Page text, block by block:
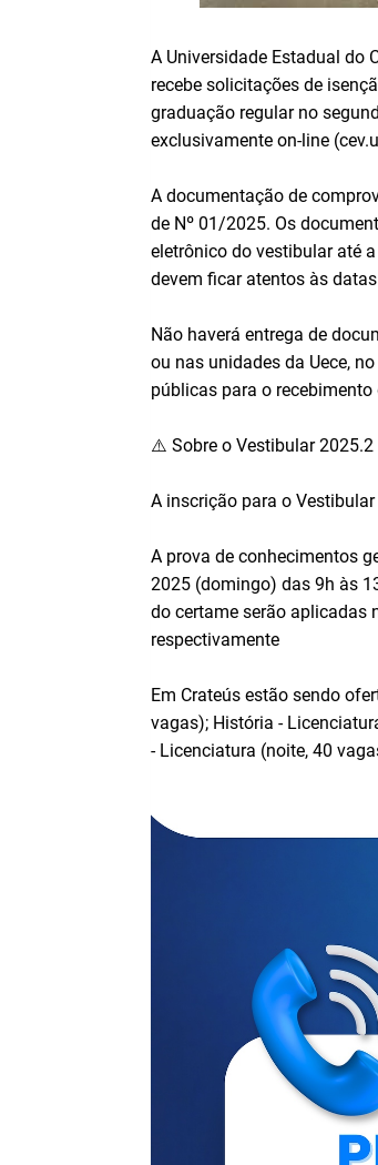
A Universidade Estadual do
recebe solicitações de
graduação regular no
exclusivamente on-line
A documentação de
de Nº 01/2025. Os
eletrônico do vestibular até
devem ficar atentos às
Não haverá entrega de
ou nas unidades da Uece,
públicas para o
⚠️ Sobre o Vestibular 2025.2
A inscrição para o
A prova de conhecimentos
2025 (domingo) das 9h às
do certame serão aplicadas
respectivamente
Em Crateús estão sendo
vagas); História -
- Licenciatura (noite, 40